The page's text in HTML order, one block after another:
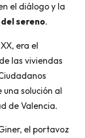
el diálogo y la
sereno.
era el
las viviendas
solución al
de Valencia.
el portavoz